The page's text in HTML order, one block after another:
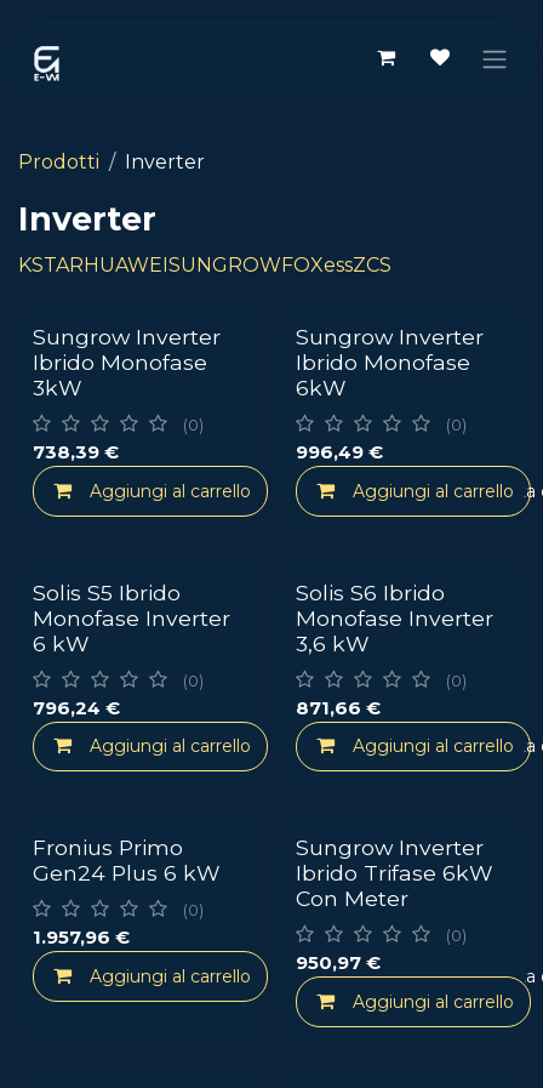
Prodotti Inverter
Inverter
KSTARHUAWEISUNGROWFOXessZCS
Sungrow Inverter
Ibrido Monofase
3kW
(0)
738,39 €
Aggiungi al carrello Aggiungi alla lista
Sungrow Inverter
Ibrido Monofase
6kW
(0)
996,49€
Aggiungi al carrello
Solis S5 Ibrido
Monofase Inverter
6 kW
(0)
796,24 €
Aggiungi al carrello Aggiungi alla lista
Solis S6 Ibrido
Monofase Inverter
3,6 kW
(0)
871,66 €
Aggiungi al carrello
Fronius Primo
Gen24 Plus 6 kW
(0)
1.957,96 €
Aggiungi al carrello Aggiungi alla lista
Sungrow Inverter
Ibrido Trifase 6kW
Con Meter
(0)
950,97€
Aggiungi al carrello